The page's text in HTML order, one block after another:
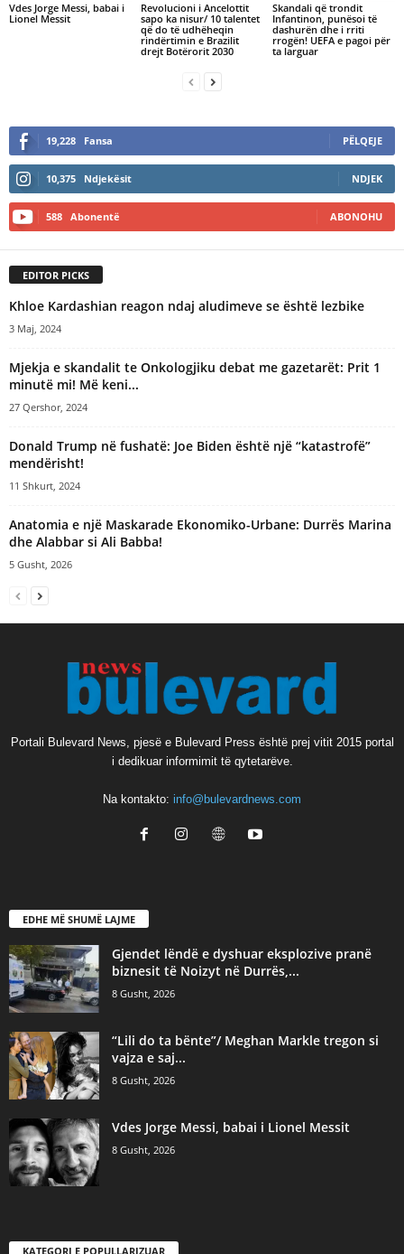
​Vdes Jorge Messi, babai i
Lionel Messit
Revolucioni i Ancelottit
sapo ka nisur/ 10 talentet
që do të udhëheqin
rindërtimin e Brazilit
drejt Botërorit 2030
Skandali që trondit
Infantinon, punësoi të
dashurën dhe i rriti
rrogën! UEFA e pagoi për
ta larguar
19,228 Fansa PËLQEJE
10,375 Ndjekësit NDJEK
588 Abonentë ABONOHU
EDITOR PICKS
Khloe Kardashian reagon ndaj aludimeve se është lezbike
3 Maj, 2024
Mjekja e skandalit te Onkologjiku debat me gazetarët: Prit 1
minutë mi! Më keni...
27 Qershor, 2024
Donald Trump në fushatë: Joe Biden është një “katastrofë”
mendërisht!
11 Shkurt, 2024
Anatomia e një Maskarade Ekonomiko-Urbane: Durrës Marina
dhe Alabbar si Ali Babba!
5 Gusht, 2026
Portali Bulevard News, pjesë e Bulevard Press është prej vitit 2015 portal
i dedikuar informimit të qytetarëve.
Na kontakto: info@bulevardnews.com
EDHE MË SHUMË LAJME
Gjendet lëndë e dyshuar eksplozive pranë
biznesit të Noizyt në Durrës,...
8 Gusht, 2026
“Lili do ta bënte”/ Meghan Markle tregon si
vajza e saj...
8 Gusht, 2026
​Vdes Jorge Messi, babai i Lionel Messit
8 Gusht, 2026
KATEGORI E POPULLARIZUAR